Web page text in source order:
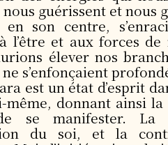
guérissent et nous
son centre,
l’être et aux forces
élever nos
s’enfonçaient
est un état d’esprit
même, donnant ainsi
se manifester. La
du soi, et la